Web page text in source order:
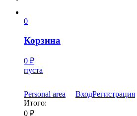
0
Корзина
0 ₽
пуста
Personal area ВходРегистрация
Итого:
0 ₽